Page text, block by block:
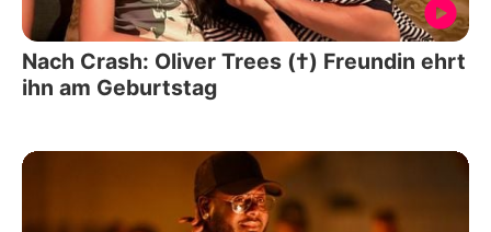
Nach Crash: Oliver Trees (†) Freundin ehrt
ihn am Geburtstag